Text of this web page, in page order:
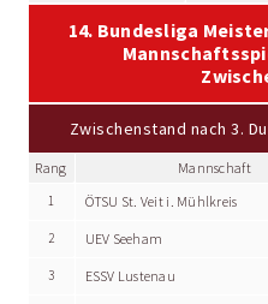
14. Bundesliga
Zwischenstand nach 3.
Rang Mannschaft
1 ÖTSU St. Veit i. Mühlkreis
2 UEV Seeham
3 ESSV Lustenau